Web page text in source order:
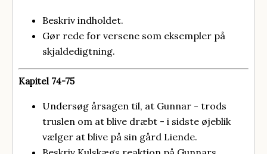
Beskriv indholdet.
Gør rede for versene som eksempler på
skjaldedigtning.
Kapitel 74-75
Undersøg årsagen til, at Gunnar - trods
truslen om at blive dræbt - i sidste øjeblik
vælger at blive på sin gård Liende.